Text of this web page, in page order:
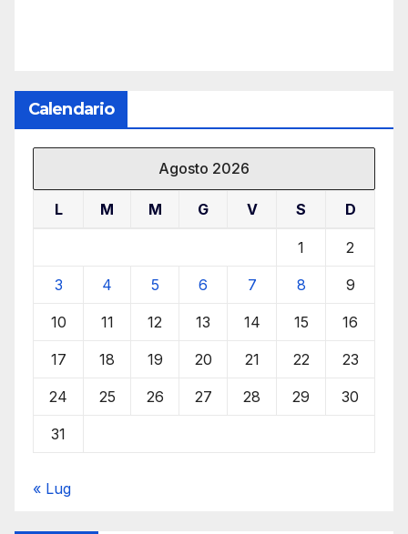
Calendario
Agosto 2026
L M M G V S D
1 2
3 4 5 6 7 8 9
10 11 12 13 14 15 16
17 18 19 20 21 22 23
24 25 26 27 28 29 30
31
« Lug